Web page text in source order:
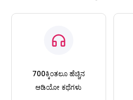
700ಕ್ಕಿಂತಲೂ ಹೆಚ್ಚಿನ
ಆಡಿಯೋ ಕಥೆಗಳು